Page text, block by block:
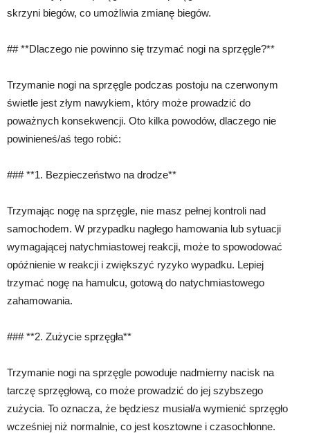
skrzyni biegów, co umożliwia zmianę biegów.
## **Dlaczego nie powinno się trzymać nogi na sprzęgle?**
Trzymanie nogi na sprzęgle podczas postoju na czerwonym
świetle jest złym nawykiem, który może prowadzić do
poważnych konsekwencji. Oto kilka powodów, dlaczego nie
powinieneś/aś tego robić:
### **1. Bezpieczeństwo na drodze**
Trzymając nogę na sprzęgle, nie masz pełnej kontroli nad
samochodem. W przypadku nagłego hamowania lub sytuacji
wymagającej natychmiastowej reakcji, może to spowodować
opóźnienie w reakcji i zwiększyć ryzyko wypadku. Lepiej
trzymać nogę na hamulcu, gotową do natychmiastowego
zahamowania.
### **2. Zużycie sprzęgła**
Trzymanie nogi na sprzęgle powoduje nadmierny nacisk na
tarczę sprzęgłową, co może prowadzić do jej szybszego
zużycia. To oznacza, że będziesz musiał/a wymienić sprzęgło
wcześniej niż normalnie, co jest kosztowne i czasochłonne.